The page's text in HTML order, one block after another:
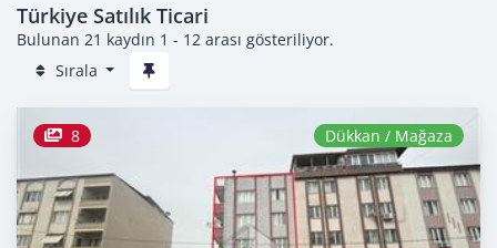
Türkiye Satılık Ticari
Bulunan 21 kaydın 1 - 12 arası gösteriliyor.
Sırala
8 Dükkan / Mağaza